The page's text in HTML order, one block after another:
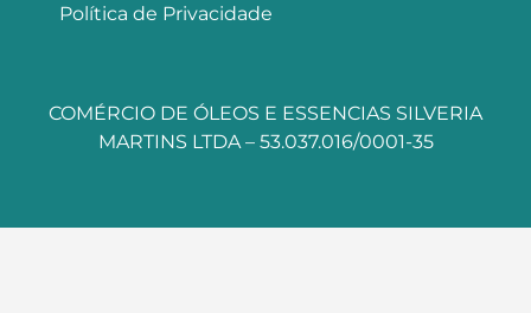
Política de Privacidade
COMÉRCIO DE ÓLEOS E ESSENCIAS SILVERIA
MARTINS LTDA – 53.037.016/0001-35